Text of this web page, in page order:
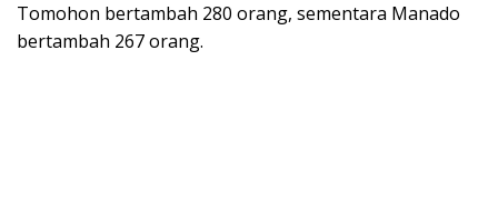
Tomohon bertambah 280 orang, sementara Manado
bertambah 267 orang.